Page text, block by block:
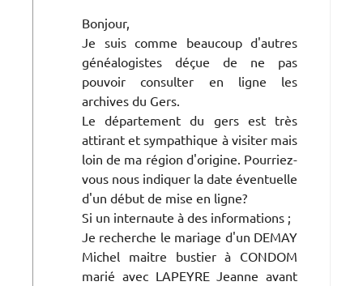
Bonjour,
Je suis comme beaucoup d'autres
généalogistes déçue de ne pas
pouvoir consulter en ligne les
archives du Gers.
Le département du gers est très
attirant et sympathique à visiter mais
loin de ma région d'origine. Pourriez-
vous nous indiquer la date éventuelle
d'un début de mise en ligne?
Si un internaute à des informations ;
Je recherche le mariage d'un DEMAY
Michel maitre bustier à CONDOM
marié avec LAPEYRE Jeanne avant